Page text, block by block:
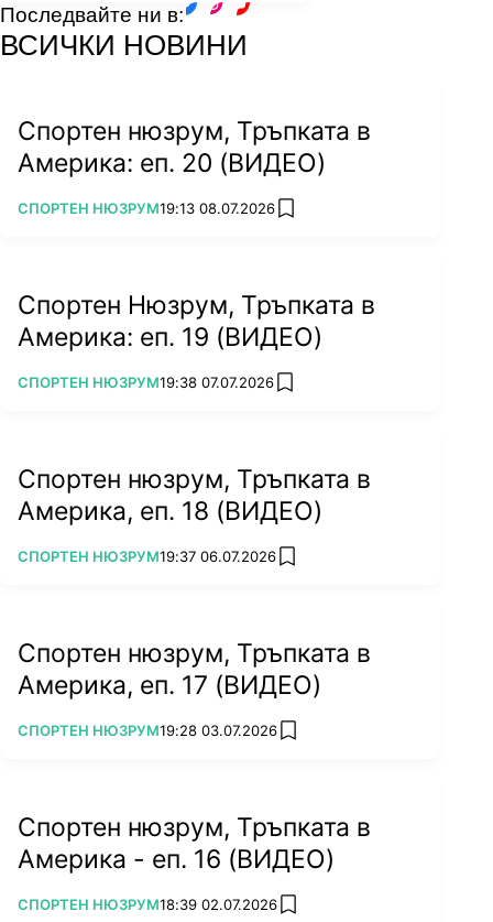
Последвайте ни в:
ВСИЧКИ НОВИНИ
Спортен нюзрум, Тръпката в
Америка: еп. 20 (ВИДЕО)
ПОВЕЧЕ ОТ
СПОРТЕН НЮЗРУМ19:13 08.07.2026 add favorites
Спортен Нюзрум, Тръпката в
Америка: еп. 19 (ВИДЕО)
ПОВЕЧЕ ОТ
СПОРТЕН НЮЗРУМ19:38 07.07.2026 add favorites
Спортен нюзрум, Тръпката в
Америка, еп. 18 (ВИДЕО)
ПОВЕЧЕ ОТ
СПОРТЕН НЮЗРУМ19:37 06.07.2026 add favorites
Спортен нюзрум, Тръпката в
Америка, еп. 17 (ВИДЕО)
ПОВЕЧЕ ОТ
СПОРТЕН НЮЗРУМ19:28 03.07.2026 add favorites
Спортен нюзрум, Тръпката в
Америка - еп. 16 (ВИДЕО)
ПОВЕЧЕ ОТ
СПОРТЕН НЮЗРУМ18:39 02.07.2026 add favorites